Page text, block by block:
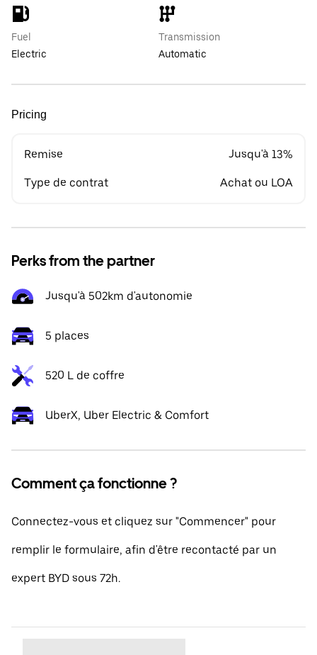
Fuel
Electric
Transmission
Automatic
Pricing
Remise Jusqu'à 13%
Type de contrat Achat ou LOA
Perks from the partner
Jusqu'à 502km d'autonomie
5 places
520 L de coffre
UberX, Uber Electric & Comfort
Comment ça fonctionne ?
Connectez-vous et cliquez sur "Commencer" pour
remplir le formulaire, afin d'être recontacté par un
expert BYD sous 72h.